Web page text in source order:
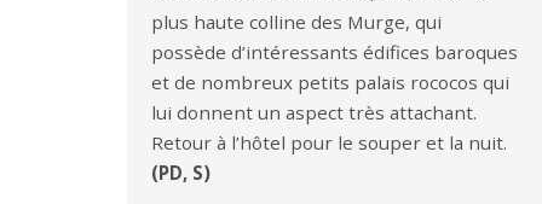
plus haute colline des Murge, qui
possède d’intéressants édifices baroques
et de nombreux petits palais rococos qui
lui donnent un aspect très attachant.
Retour à l’hôtel pour le souper et la nuit.
(PD, S)